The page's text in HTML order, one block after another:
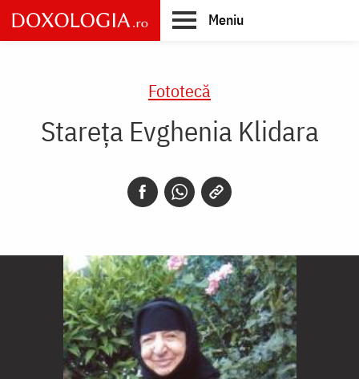
Skip
to
main
Meniu
Fototecă
Stareța Evghenia Klidara